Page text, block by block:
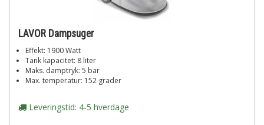
LAVOR Dampsuger
Effekt: 1900 Watt
Tank kapacitet: 8 liter
Maks. damptryk: 5 bar
Max. temperatur: 152 grader
Leveringstid: 4-5 hverdage